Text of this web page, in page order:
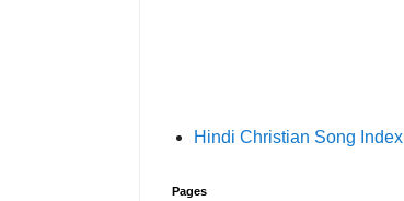
Hindi Christian Song Index
Pages